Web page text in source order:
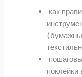
как
поклейки